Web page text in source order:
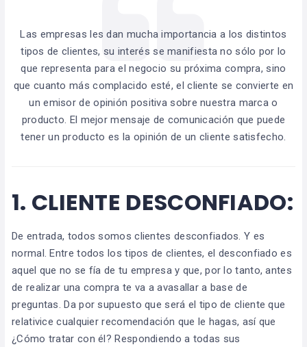
Las empresas les dan mucha importancia a los distintos
tipos de clientes, su interés se manifiesta no sólo por lo
que representa para el negocio su próxima compra, sino
que cuanto más complacido esté, el cliente se convierte en
un emisor de opinión positiva sobre nuestra marca o
producto. El mejor mensaje de comunicación que puede
tener un producto es la opinión de un cliente satisfecho.
1. CLIENTE DESCONFIADO:
De entrada, todos somos clientes desconfiados. Y es
normal. Entre todos los tipos de clientes, el desconfiado es
aquel que no se fía de tu empresa y que, por lo tanto, antes
de realizar una compra te va a avasallar a base de
preguntas. Da por supuesto que será el tipo de cliente que
relativice cualquier recomendación que le hagas, así que
¿Cómo tratar con él? Respondiendo a todas sus